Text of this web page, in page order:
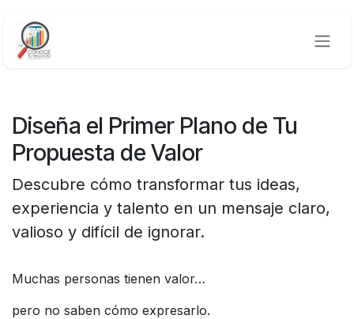
Diseña el Primer Plano de Tu
Propuesta de Valor
Descubre cómo transformar tus ideas,
experiencia y talento en un mensaje claro,
valioso y difícil de ignorar.
Muchas personas tienen valor…
pero no saben cómo expresarlo.